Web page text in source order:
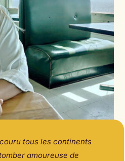
tous les continents
amoureuse de